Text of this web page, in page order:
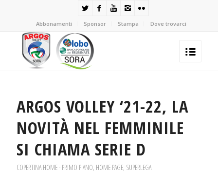
Abbonamenti Sponsor Stampa Dove trovarci
ARGOS VOLLEY ‘21-22, LA
NOVITÀ NEL FEMMINILE
SI CHIAMA SERIE D
COPERTINA HOME - PRIMO PIANO, HOME PAGE, SUPERLEGA